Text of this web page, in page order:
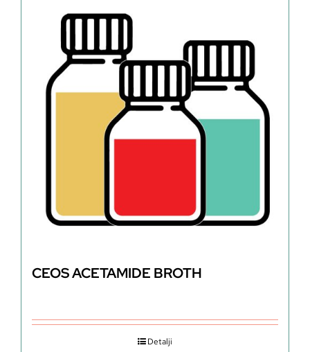
CEOS ACETAMIDE BROTH
Detalji